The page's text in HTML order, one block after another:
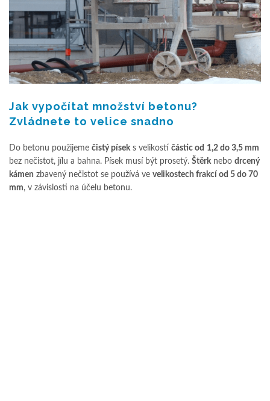
Jak vypočítat množství betonu?
Zvládnete to velice snadno
Do betonu použijeme čistý písek s velikostí částic od 1,2 do 3,5 mm
bez nečistot, jílu a bahna. Písek musí být prosetý. Štěrk nebo drcený
kámen zbavený nečistot se používá ve velikostech frakcí od 5 do 70
mm, v závislosti na účelu betonu.